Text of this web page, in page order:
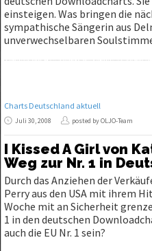
einsteigen. Was bringen die
sympathische Sängerin aus
unverwechselbaren
Charts Deutschland aktuell
Juli 30, 2008 posted by OLJO-Team
I Kissed A Girl von
Weg zur Nr. 1 in
Durch das Anziehen der
Perry aus den USA mit ihrem Hit
Woche mit an Sicherheit
1 in den deutschen
auch die EU Nr. 1 sein?